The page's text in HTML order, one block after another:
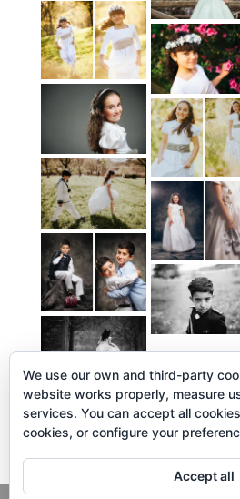
Copyright© 2026. LiLibat
We use our own and third-party
website works properly, measure
services. You can accept all
cookies, or configure your
Accept all